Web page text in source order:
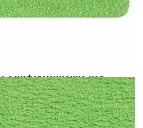
с информационна цел.
си с бутона "Добави в
ще можете да изберете броя